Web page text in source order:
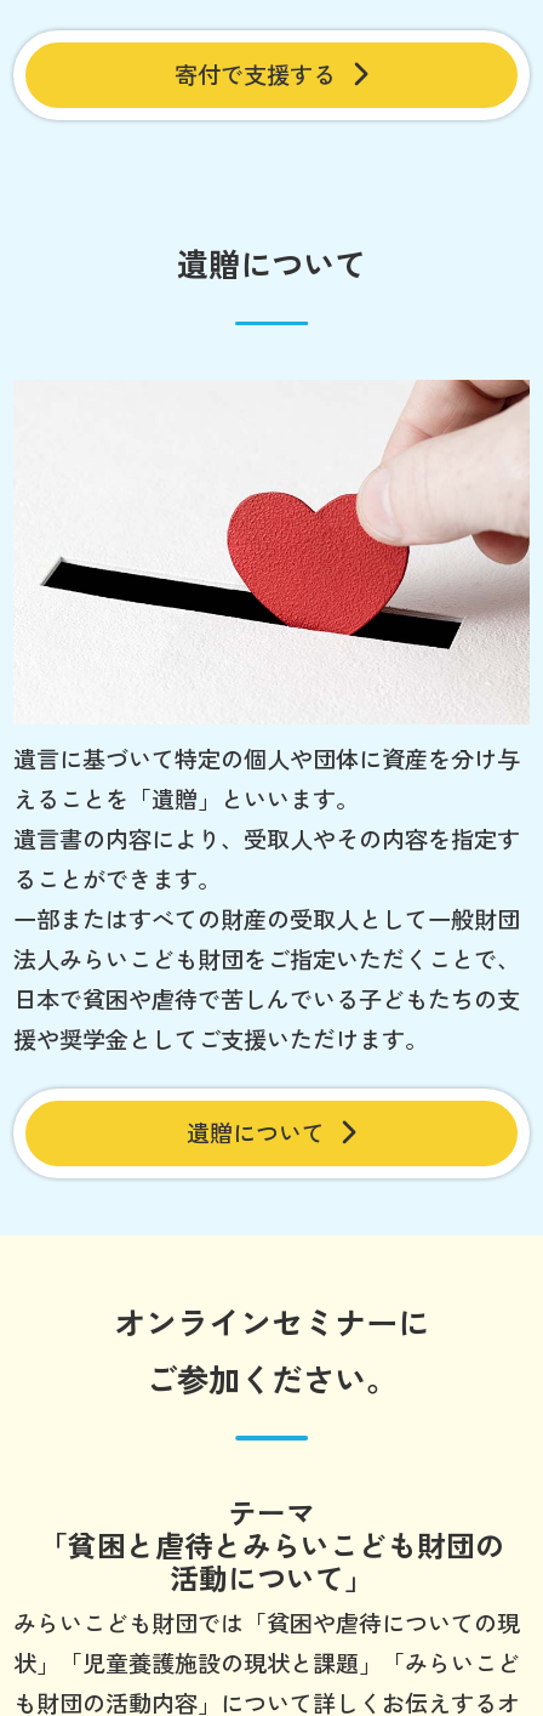
寄付で支援する
遺贈について
遺言に基づいて特定の個人や団体に資産を分け与
えることを「遺贈」といいます。
遺言書の内容により、受取人やその内容を指定す
ることができます。
一部またはすべての財産の受取人として一般財団
法人みらいこども財団をご指定いただくことで、
日本で貧困や虐待で苦しんでいる子どもたちの支
援や奨学金としてご支援いただけます。
遺贈について
オンラインセミナーに
ご参加ください。
テーマ
「貧困と虐待とみらいこども財団の
活動について」
みらいこども財団では「貧困や虐待についての現
状」「児童養護施設の現状と課題」「みらいこど
も財団の活動内容」について詳しくお伝えするオ